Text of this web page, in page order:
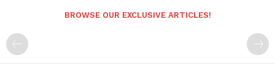
BROWSE OUR EXCLUSIVE ARTICLES!